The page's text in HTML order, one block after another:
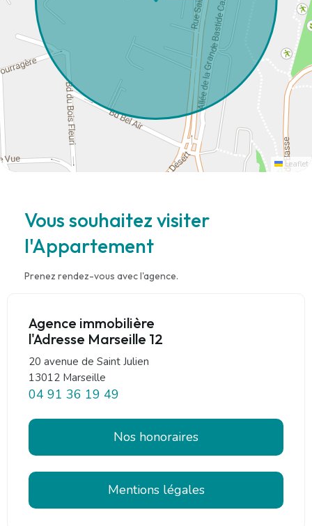
Leaflet
Vous souhaitez visiter
l'Appartement
Prenez rendez-vous avec l'agence.
Agence immobilière
l'Adresse Marseille 12
20 avenue de Saint Julien
13012 Marseille
04 91 36 19 49
Nos honoraires
Mentions légales